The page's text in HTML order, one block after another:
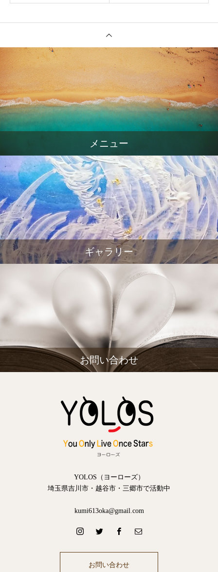
メニュー
ギャラリー
お問い合わせ
YOLOS（ヨーローズ）
埼玉県吉川市・越谷市・三郷市で活動中
kumi613oka@gmail.com
お問い合わせ